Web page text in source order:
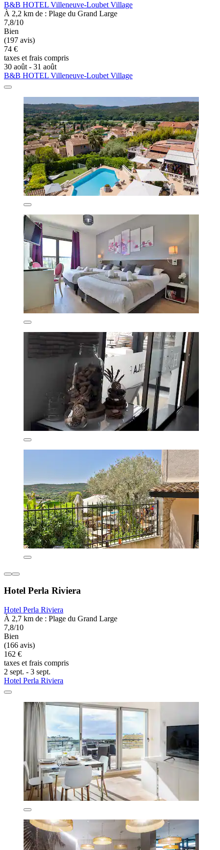
B&B HOTEL Villeneuve-Loubet Village
À 2,2 km de : Plage du Grand Large
7,8/10
Bien
(197 avis)
74 €
taxes et frais compris
30 août - 31 août
B&B HOTEL Villeneuve-Loubet Village
Hotel Perla Riviera
Hotel Perla Riviera
À 2,7 km de : Plage du Grand Large
7,8/10
Bien
(166 avis)
162 €
taxes et frais compris
2 sept. - 3 sept.
Hotel Perla Riviera